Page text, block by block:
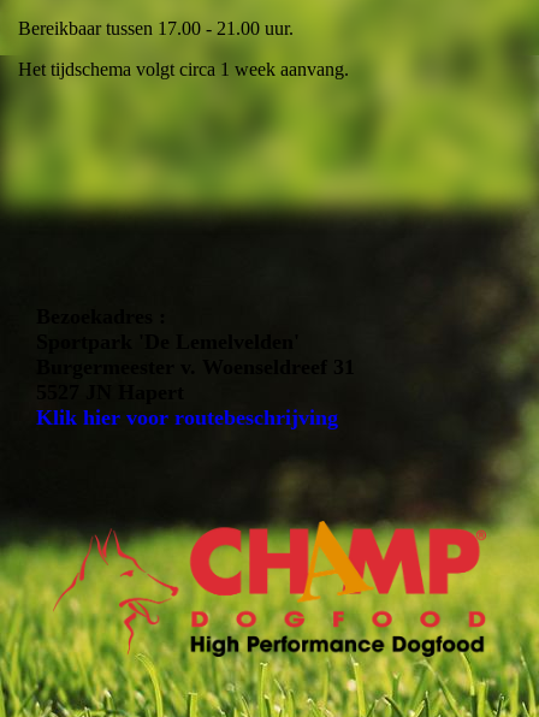
Bereikbaar tussen 17.00 - 21.00 uur.
Het tijdschema volgt circa 1 week aanvang.
Klik hier voor routebeschrijving